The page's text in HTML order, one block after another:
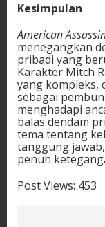
Kesimpulan
American
menegangkan
pribadi yang
Karakter Mitch
yang kompleks,
sebagai
menghadapi
balas dendam
tema tentang
tanggung
penuh
Post Views: 453